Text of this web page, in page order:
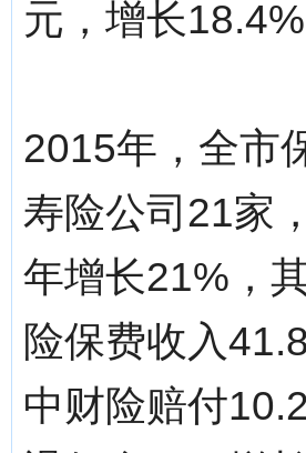
元，增长18.4%
2015年，全市
寿险公司21家
年增长21%，
险保费收入
中财险赔付